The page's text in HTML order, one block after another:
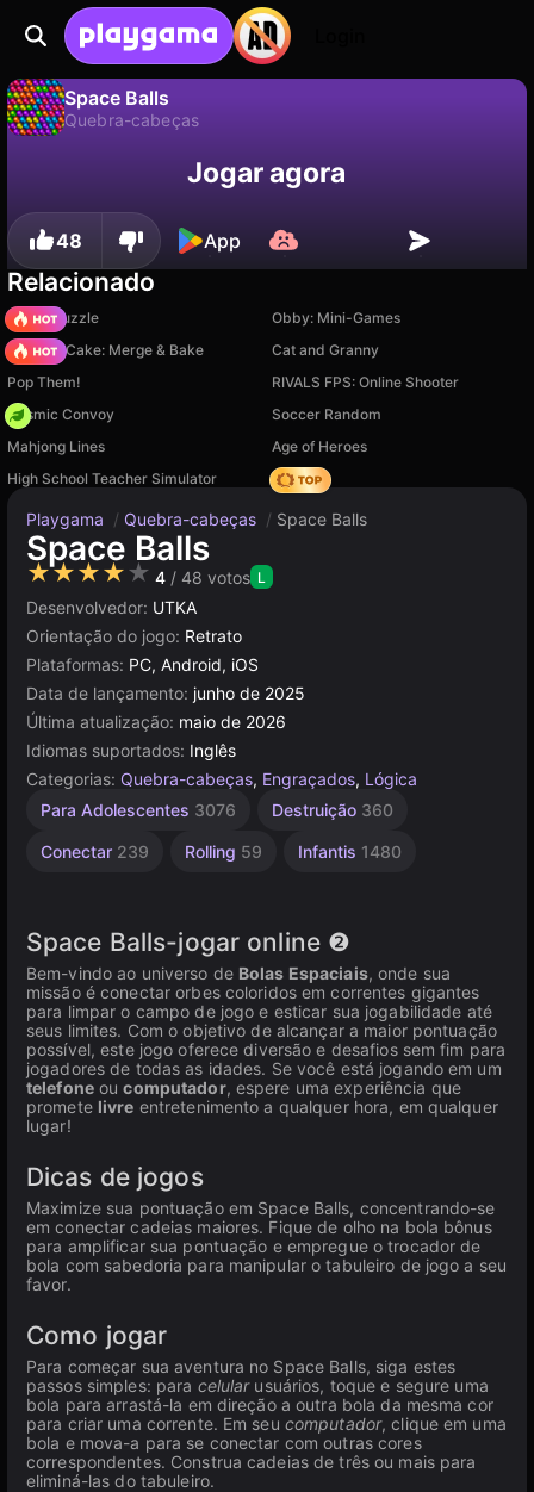
Space Balls
Quebra-cabeças
Salve o progresso!Jogar agora
48 App
Relacionado
Arrow Puzzle
Obby: Mini-Games
Piece of Cake: Merge & Bake
Cat and Granny
Pop Them!
RIVALS FPS: Online Shooter
Cosmic Convoy
Soccer Random
Mahjong Lines
Age of Heroes
High School Teacher Simulator
Hedgies
Playgama / Quebra-cabeças / Space Balls
Space Balls
★★★★★ 4 / 48 votos L
Desenvolvedor: UTKA
Orientação do jogo: Retrato
Plataformas: PC, Android, iOS
Data de lançamento: junho de 2025
Última atualização: maio de 2026
Idiomas suportados: Inglês
Categorias: Quebra-cabeças, Engraçados, Lógica
Para Adolescentes 3076 Destruição 360
Conectar 239 Rolling 59 Infantis 1480
Space Balls-jogar online ❷
Bem-vindo ao universo de Bolas Espaciais, onde sua
missão é conectar orbes coloridos em correntes gigantes
para limpar o campo de jogo e esticar sua jogabilidade até
seus limites. Com o objetivo de alcançar a maior pontuação
possível, este jogo oferece diversão e desafios sem fim para
jogadores de todas as idades. Se você está jogando em um
telefoneoucomputador, espere uma experiência que
promete livre entretenimento a qualquer hora, em qualquer
lugar!
Dicas de jogos
Maximize sua pontuação em Space Balls, concentrando-se
em conectar cadeias maiores. Fique de olho na bola bônus
para amplificar sua pontuação e empregue o trocador de
bola com sabedoria para manipular o tabuleiro de jogo a seu
favor.
Como jogar
Para começar sua aventura no Space Balls, siga estes
passos simples: para celularusuários, toque e segure uma
bola para arrastá-la em direção a outra bola da mesma cor
para criar uma corrente. Em seu computador, clique em uma
bola e mova-a para se conectar com outras cores
correspondentes. Construa cadeias de três ou mais para
eliminá-las do tabuleiro.